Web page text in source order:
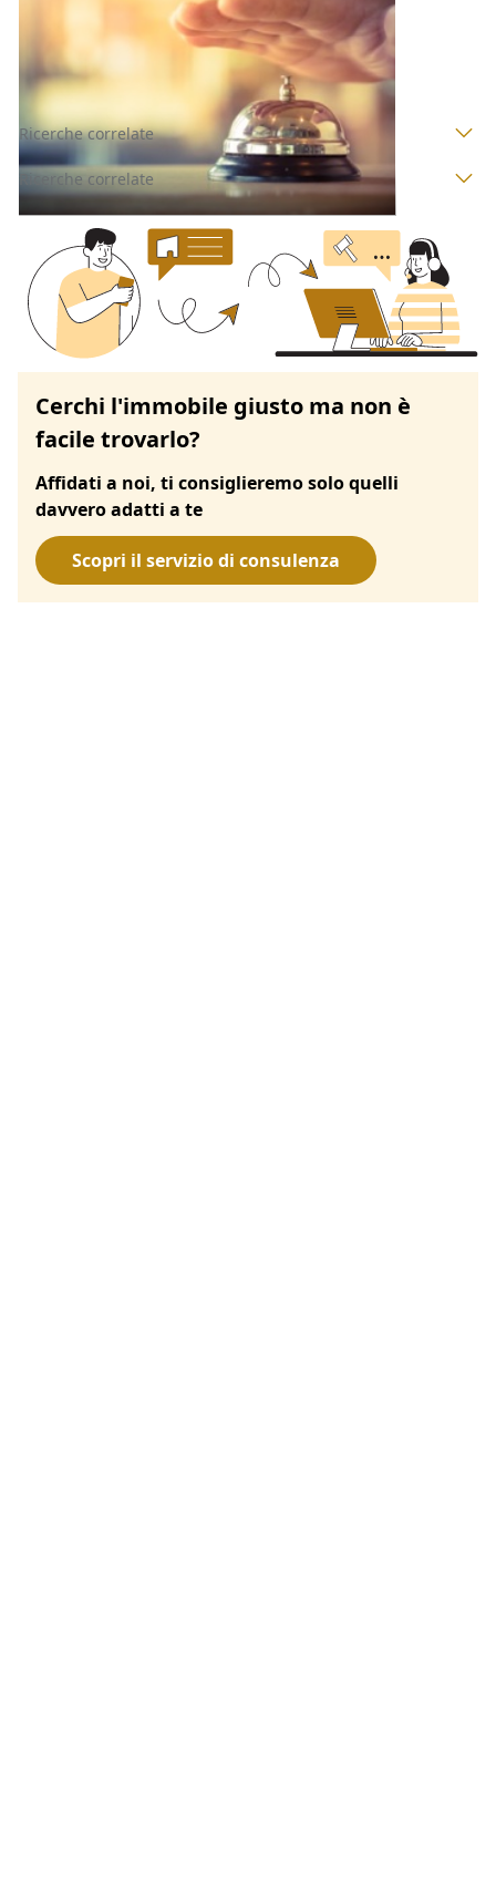
Codice asta:CT140133
Asta chiusa
Ricerche correlate
Ricerche correlate
Cerchi l'immobile giusto ma non è
facile trovarlo?
Affidati a noi, ti consiglieremo solo quelli
davvero adatti a te
Scopri il servizio di consulenza